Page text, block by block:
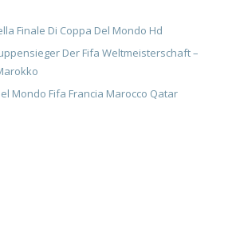
Finale Di Coppa Del Mondo Hd
Der Fifa Weltmeisterschaft –
Mondo Fifa Francia Marocco Qatar